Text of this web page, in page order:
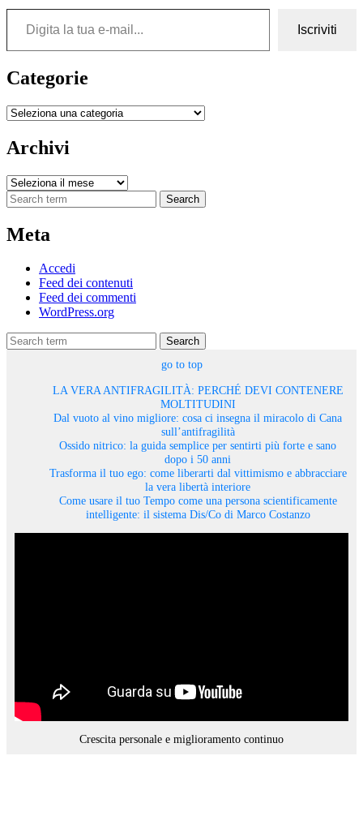
Digita la tua e-mail...
Iscriviti
Categorie
Categorie
Archivi
Archivi
Search
Meta
Accedi
Feed dei contenuti
Feed dei commenti
WordPress.org
Search
go to top
LA VERA ANTIFRAGILITÀ: PERCHÉ DEVI CONTENERE
MOLTITUDINI
Dal vuoto al vino migliore: cosa ci insegna il miracolo di Cana
sull’antifragilità
Ossido nitrico: la guida semplice per sentirti più forte e sano
dopo i 50 anni
Trasforma il tuo ego: come liberarti dal vittimismo e abbracciare
la vera libertà interiore
Come usare il tuo Tempo come una persona scientificamente
intelligente: il sistema Dis/Co di Marco Costanzo
Crescita personale e miglioramento continuo